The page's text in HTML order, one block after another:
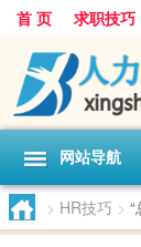
首 页 求职技巧
网站导航
> HR技巧 >